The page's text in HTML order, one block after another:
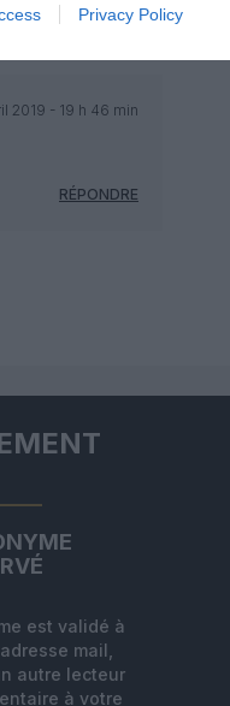
Privacy Policy
RÉPONDRE
2019 - 19 h 46 min
RÉPONDRE
est validé à
mail,
autre lecteur
à votre